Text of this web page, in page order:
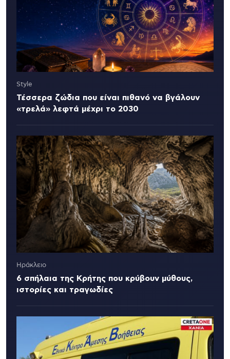
Style
Τέσσερα ζώδια που είναι πιθανό να βγάλουν
«τρελά» λεφτά μέχρι το 2030
Ηράκλειο
6 σπήλαια της Κρήτης που κρύβουν μύθους,
ιστορίες και τραγωδίες